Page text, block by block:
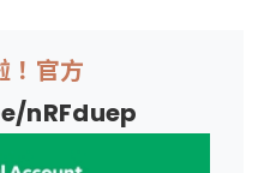
官方
nRFduep